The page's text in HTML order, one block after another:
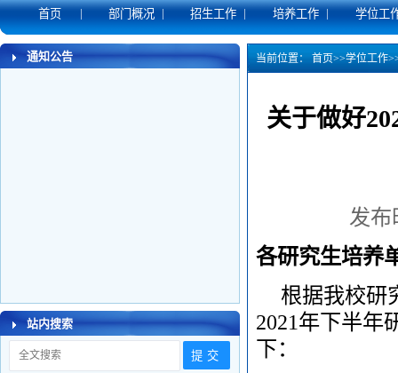
首页 | 部门概况 | 招生工作 | 培养工作 | 学位工
通知公告
站内搜索
当前位置： 首页>>学位工作
关于做好
发布
各研究生培养
根据我校研
2021年下半年
下：